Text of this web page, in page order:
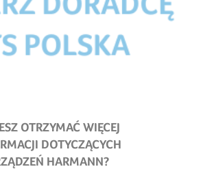
OTRZYMAĆ WIĘCEJ
DOTYCZĄCYCH
HARMANN?